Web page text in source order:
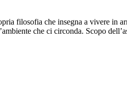
filosofia che insegna a vivere in
che ci circonda. Scopo